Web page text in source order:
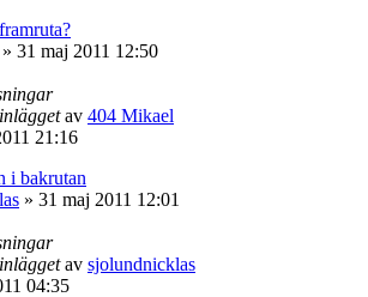
» 31 maj 2011 12:50
av 404 Mikael
21:16
i bakrutan
» 31 maj 2011 12:01
av sjolundnicklas
04:35